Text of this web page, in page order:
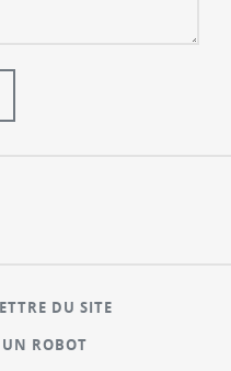
DU SITE
UN ROBOT